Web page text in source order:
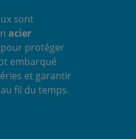
sont
acier
protéger
embarqué
et garantir
fil du temps.